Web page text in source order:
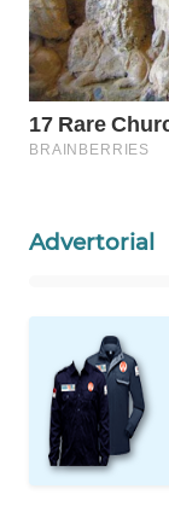
Advertorial
WAHANA
TV
WAHANANEWS
ID
CO ID
WAHANA
SPORT
WAHANA